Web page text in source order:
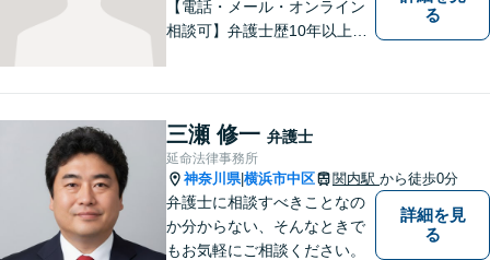
【電話・メール・オンライン
相談可】弁護士歴10年以上！
てまいります。まずはお気軽
にご相談を！【法テラス対応
可】
る
三瀬 修一 弁護士
延命法律事務所
神奈川県|横浜市中区 関内駅 から徒歩0分
弁護士に相談すべきことなの
か分からない、そんなときで
もお気軽にご相談ください。
詳細を見
る